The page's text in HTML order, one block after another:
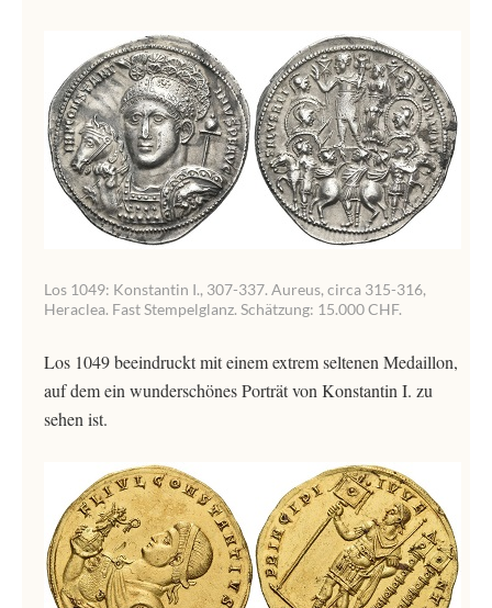
Los 1049: Konstantin I., 307-337. Aureus, circa 315-316,
Heraclea. Fast Stempelglanz. Schätzung: 15.000 CHF.
Los 1049 beeindruckt mit einem extrem seltenen Medaillon,
auf dem ein wunderschönes Porträt von Konstantin I. zu
sehen ist.